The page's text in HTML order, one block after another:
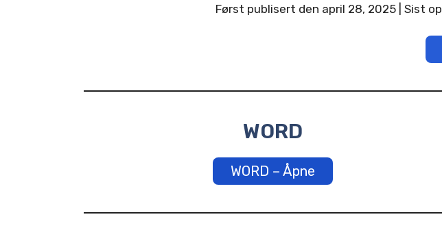
Først publisert den april 28, 2025 | Sist
WORD
WORD – Åpne